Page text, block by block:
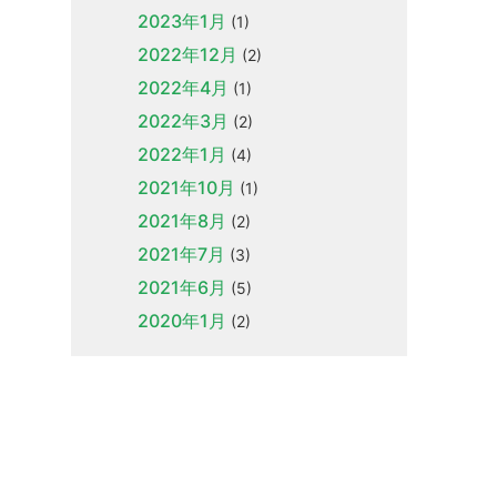
2023年1月 (1)
2022年12月 (2)
2022年4月 (1)
2022年3月 (2)
2022年1月 (4)
2021年10月 (1)
2021年8月 (2)
2021年7月 (3)
2021年6月 (5)
2020年1月 (2)